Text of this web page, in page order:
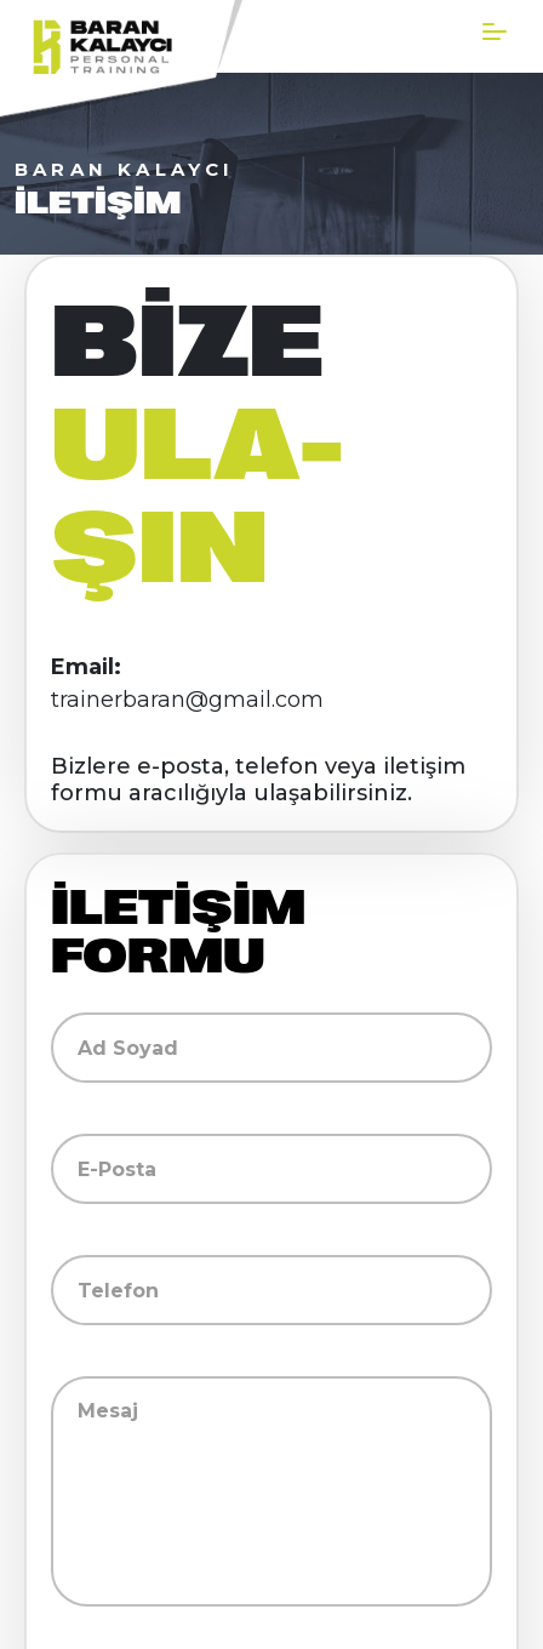
BARAN KALAYCI
İLETIŞIM
BİZE
ULA-
ŞIN
Email:
trainerbaran@gmail.com
Bizlere e-posta, telefon veya iletişim
formu aracılığıyla ulaşabilirsiniz.
İLETIŞIM
FORMU